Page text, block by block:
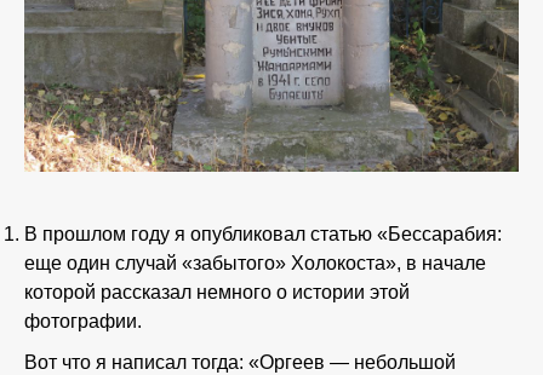
В прошлом году я опубликовал статью «Бессарабия:
еще один случай «забытого» Холокоста», в начале
которой рассказал немного о истории этой
фотографии.
Вот что я написал тогда: «Оргеев — небольшой